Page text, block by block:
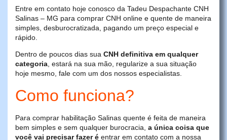
Entre em contato hoje conosco da Tadeu Despachante CNH
Salinas – MG para comprar CNH online e quente de maneira
simples, desburocratizada, pagando um preço especial e
rápido.
Dentro de poucos dias sua CNH definitiva em qualquer
categoria, estará na sua mão, regularize a sua situação
hoje mesmo, fale com um dos nossos especialistas.
Como funciona?
Para comprar habilitação Salinas quente é feita de maneira
bem simples e sem qualquer burocracia, a única coisa que
você vai precisar fazer é entrar em contato com a nossa